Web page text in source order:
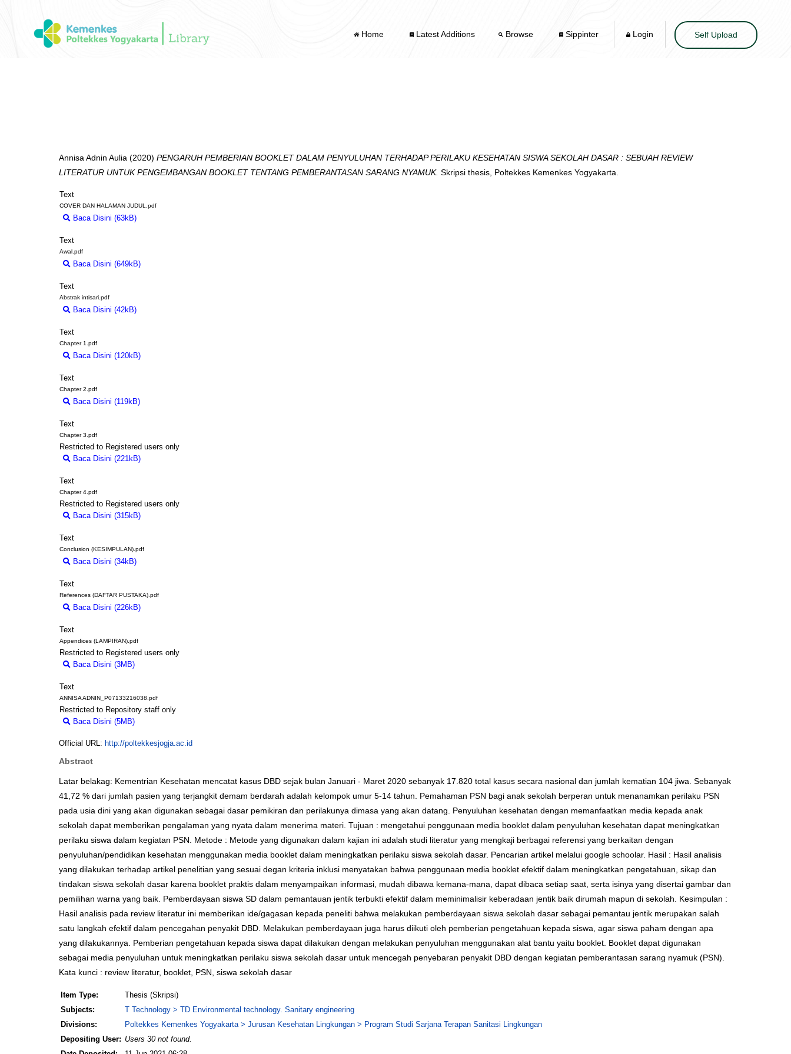
Home Latest Additions Browse Sippinter Login Self Upload
Annisa Adnin Aulia (2020) PENGARUH PEMBERIAN BOOKLET DALAM PENYULUHAN TERHADAP PERILAKU KESEHATAN SISWA SEKOLAH DASAR : SEBUAH REVIEW
LITERATUR UNTUK PENGEMBANGAN BOOKLET TENTANG PEMBERANTASAN SARANG NYAMUK. Skripsi thesis, Poltekkes Kemenkes Yogyakarta.
Text
COVER DAN HALAMAN JUDUL.pdf
Baca Disini (63kB)
Text
Awal.pdf
Baca Disini (649kB)
Text
Abstrak intisari.pdf
Baca Disini (42kB)
Text
Chapter 1.pdf
Baca Disini (120kB)
Text
Chapter 2.pdf
Baca Disini (119kB)
Text
Chapter 3.pdf
Restricted to Registered users only
Baca Disini (221kB)
Text
Chapter 4.pdf
Restricted to Registered users only
Baca Disini (315kB)
Text
Conclusion (KESIMPULAN).pdf
Baca Disini (34kB)
Text
References (DAFTAR PUSTAKA).pdf
Baca Disini (226kB)
Text
Appendices (LAMPIRAN).pdf
Restricted to Registered users only
Baca Disini (3MB)
Text
ANNISA ADNIN_P07133216038.pdf
Restricted to Repository staff only
Baca Disini (5MB)
Official URL: http://poltekkesjogja.ac.id
Abstract
Latar belakag: Kementrian Kesehatan mencatat kasus DBD sejak bulan Januari - Maret 2020 sebanyak 17.820 total kasus secara nasional dan jumlah kematian 104 jiwa. Sebanyak
41,72 % dari jumlah pasien yang terjangkit demam berdarah adalah kelompok umur 5-14 tahun. Pemahaman PSN bagi anak sekolah berperan untuk menanamkan perilaku PSN
pada usia dini yang akan digunakan sebagai dasar pemikiran dan perilakunya dimasa yang akan datang. Penyuluhan kesehatan dengan memanfaatkan media kepada anak
sekolah dapat memberikan pengalaman yang nyata dalam menerima materi. Tujuan : mengetahui penggunaan media booklet dalam penyuluhan kesehatan dapat meningkatkan
perilaku siswa dalam kegiatan PSN. Metode : Metode yang digunakan dalam kajian ini adalah studi literatur yang mengkaji berbagai referensi yang berkaitan dengan
penyuluhan/pendidikan kesehatan menggunakan media booklet dalam meningkatkan perilaku siswa sekolah dasar. Pencarian artikel melalui google schoolar. Hasil : Hasil analisis
yang dilakukan terhadap artikel penelitian yang sesuai degan kriteria inklusi menyatakan bahwa penggunaan media booklet efektif dalam meningkatkan pengetahuan, sikap dan
tindakan siswa sekolah dasar karena booklet praktis dalam menyampaikan informasi, mudah dibawa kemana-mana, dapat dibaca setiap saat, serta isinya yang disertai gambar dan
pemilihan warna yang baik. Pemberdayaan siswa SD dalam pemantauan jentik terbukti efektif dalam meminimalisir keberadaan jentik baik dirumah mapun di sekolah. Kesimpulan :
Hasil analisis pada review literatur ini memberikan ide/gagasan kepada peneliti bahwa melakukan pemberdayaan siswa sekolah dasar sebagai pemantau jentik merupakan salah
satu langkah efektif dalam pencegahan penyakit DBD. Melakukan pemberdayaan juga harus diikuti oleh pemberian pengetahuan kepada siswa, agar siswa paham dengan apa
yang dilakukannya. Pemberian pengetahuan kepada siswa dapat dilakukan dengan melakukan penyuluhan menggunakan alat bantu yaitu booklet. Booklet dapat digunakan
sebagai media penyuluhan untuk meningkatkan perilaku siswa sekolah dasar untuk mencegah penyebaran penyakit DBD dengan kegiatan pemberantasan sarang nyamuk (PSN).
Kata kunci : review literatur, booklet, PSN, siswa sekolah dasar
Item Type:
Thesis (Skripsi)
Subjects:
T Technology > TD Environmental technology. Sanitary engineering
Divisions:
Poltekkes Kemenkes Yogyakarta > Jurusan Kesehatan Lingkungan > Program Studi Sarjana Terapan Sanitasi Lingkungan
Depositing User: Users 30 not found.